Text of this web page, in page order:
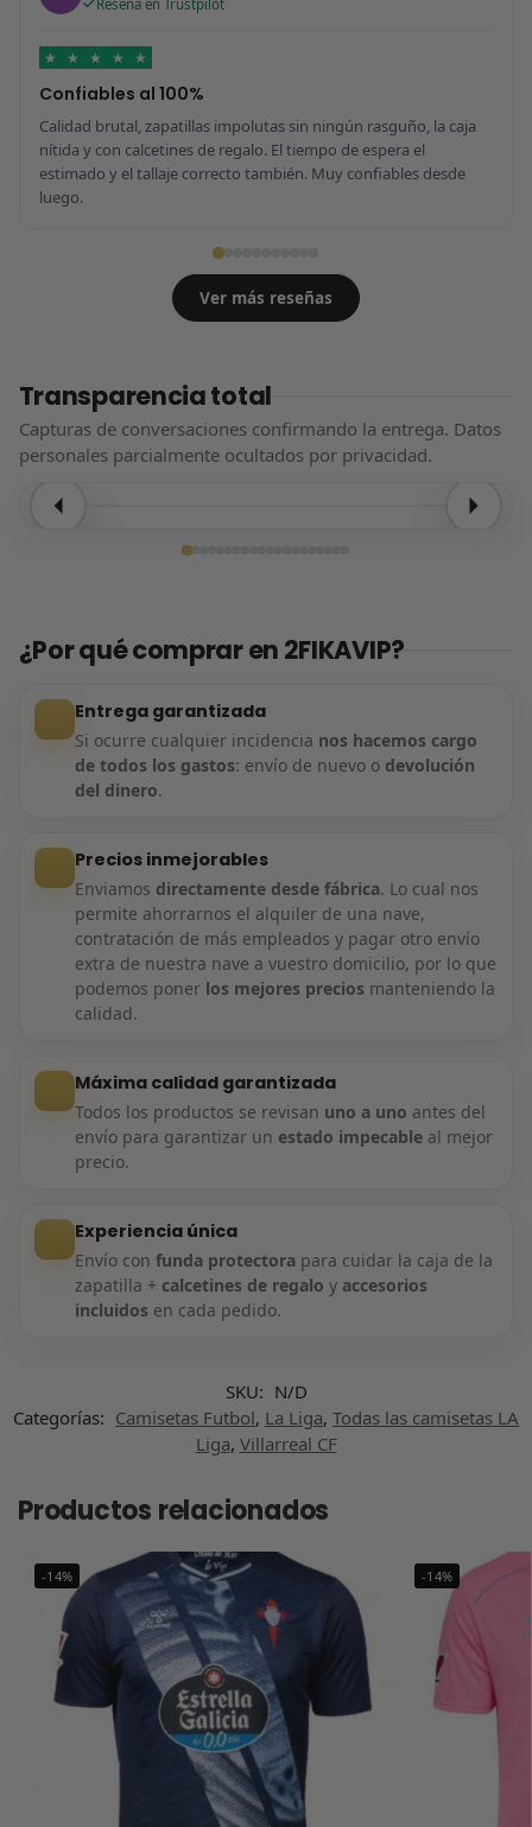
Reseña en Trustpilot
★ ★ ★ ★ ★
Confiables al 100%
Calidad brutal, zapatillas impolutas sin ningún rasguño, la caja
nítida y con calcetines de regalo. El tiempo de espera el
estimado y el tallaje correcto también. Muy confiables desde
luego.
Ver más reseñas
Transparencia total
Capturas de conversaciones confirmando la entrega. Datos
personales parcialmente ocultados por privacidad.
¿Por qué comprar en 2FIKAVIP?
Entrega garantizada
Si ocurre cualquier incidencia nos hacemos cargo
de todos los gastos: envío de nuevo o devolución
del dinero.
Precios inmejorables
Enviamos directamente desde fábrica. Lo cual nos
permite ahorrarnos el alquiler de una nave,
contratación de más empleados y pagar otro envío
extra de nuestra nave a vuestro domicilio, por lo que
podemos poner los mejores precios manteniendo la
calidad.
Máxima calidad garantizada
Todos los productos se revisan uno a uno antes del
envío para garantizar un estado impecableal mejor
precio.
Experiencia única
Envío con funda protectorapara cuidar la caja de la
zapatilla + calcetines de regalo y accesorios
incluidos en cada pedido.
SKU: N/D
Categorías: Camisetas Futbol, La Liga, Todas las camisetas LA
Liga, Villarreal CF
Productos relacionados
-14% -14%